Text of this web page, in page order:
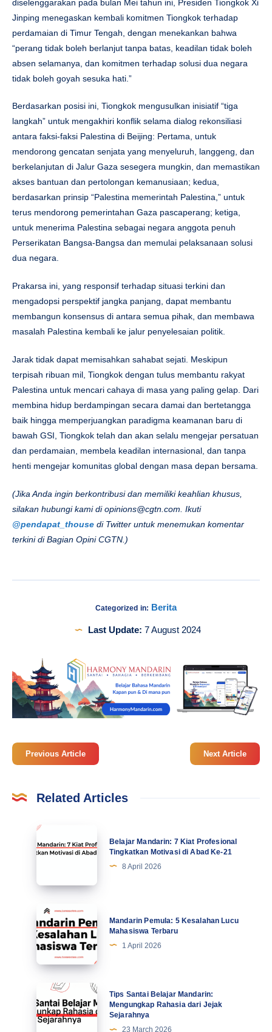
diselenggarakan pada bulan Mei tahun ini, Presiden Tiongkok Xi
Jinping menegaskan kembali komitmen Tiongkok terhadap
perdamaian di Timur Tengah, dengan menekankan bahwa
“perang tidak boleh berlanjut tanpa batas, keadilan tidak boleh
absen selamanya, dan komitmen terhadap solusi dua negara
tidak boleh goyah sesuka hati.”
Berdasarkan posisi ini, Tiongkok mengusulkan inisiatif “tiga
langkah” untuk mengakhiri konflik selama dialog rekonsiliasi
antara faksi-faksi Palestina di Beijing: Pertama, untuk
mendorong gencatan senjata yang menyeluruh, langgeng, dan
berkelanjutan di Jalur Gaza sesegera mungkin, dan memastikan
akses bantuan dan pertolongan kemanusiaan; kedua,
berdasarkan prinsip “Palestina memerintah Palestina,” untuk
terus mendorong pemerintahan Gaza pascaperang; ketiga,
untuk menerima Palestina sebagai negara anggota penuh
Perserikatan Bangsa-Bangsa dan memulai pelaksanaan solusi
dua negara.
Prakarsa ini, yang responsif terhadap situasi terkini dan
mengadopsi perspektif jangka panjang, dapat membantu
membangun konsensus di antara semua pihak, dan membawa
masalah Palestina kembali ke jalur penyelesaian politik.
Jarak tidak dapat memisahkan sahabat sejati. Meskipun
terpisah ribuan mil, Tiongkok dengan tulus membantu rakyat
Palestina untuk mencari cahaya di masa yang paling gelap. Dari
membina hidup berdampingan secara damai dan bertetangga
baik hingga memperjuangkan paradigma keamanan baru di
bawah GSI, Tiongkok telah dan akan selalu mengejar persatuan
dan perdamaian, membela keadilan internasional, dan tanpa
henti mengejar komunitas global dengan masa depan bersama.
(Jika Anda ingin berkontribusi dan memiliki keahlian khusus,
silakan hubungi kami diopinions@cgtn.com . Ikuti
@pendapat_thouse di Twitter untuk menemukan komentar
terkini di Bagian Opini CGTN.)
Categorized in: Berita
Last Update: 7 August 2024
Previous Article Next Article
Related Articles
Belajar
Mandarin:
Profesional
Tingkatkan
Motivasi
di
Abad
Ke-
Belajar Mandarin: 7 Kiat Profesional
Tingkatkan Motivasi di Abad Ke-21
8 April 2026
Mandarin
Pemula:
5
Kesalahan
Lucu
Mahasiswa
Terbaru
Mandarin Pemula: 5 Kesalahan Lucu
Mahasiswa Terbaru
1 April 2026
Tips
Santai
Belajar
Tips Santai Belajar Mandarin:
Mengungkap Rahasia dari Jejak
Sejarahnya
23 March 2026